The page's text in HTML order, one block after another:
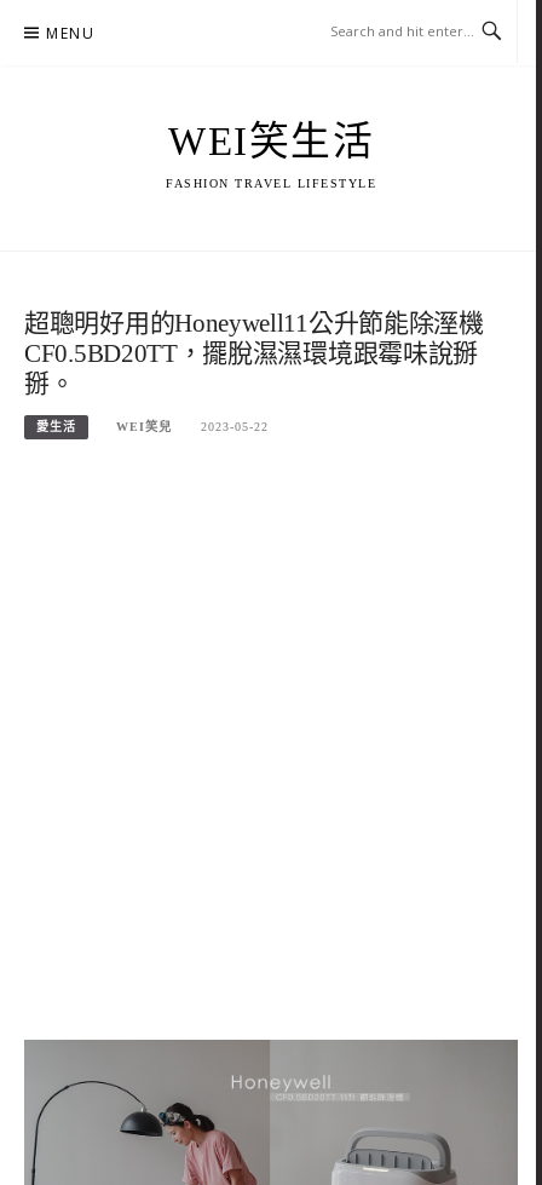
MENU
WEI笑生活
FASHION TRAVEL LIFESTYLE
超聰明好用的Honeywell11公升節能除溼機
CF0.5BD20TT，擺脫濕濕環境跟霉味說掰
掰。
愛生活 WEI笑兒 2023-05-22